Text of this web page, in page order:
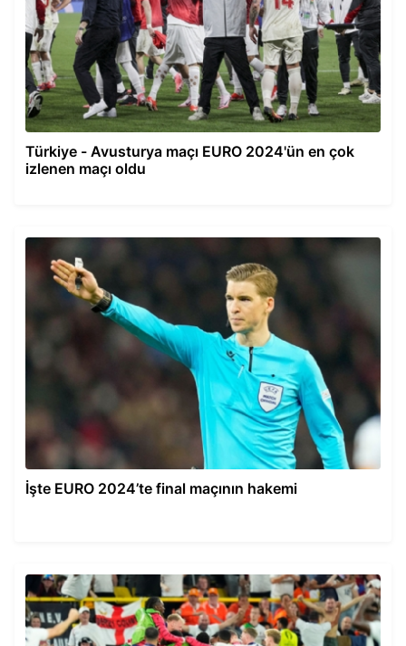
Türkiye - Avusturya maçı EURO 2024'ün en çok
izlenen maçı oldu
İşte EURO 2024’te final maçının hakemi